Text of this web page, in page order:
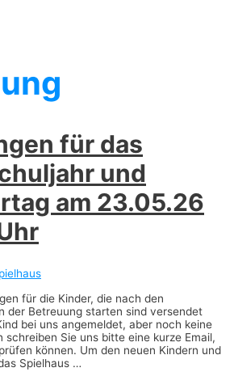
für das
und
am 23.05.26
für die Kinder, die nach den
der Betreuung starten sind versendet
bei uns angemeldet, aber noch keine
schreiben Sie uns bitte eine kurze Email,
können. Um den neuen Kindern und
Spielhaus …